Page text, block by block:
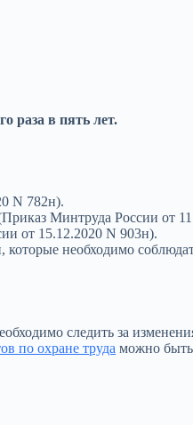
раза в пять лет.
N 782н).
Минтруда России от
от 15.12.2020 N 903н).
которые необходимо
следить за
по охране труда можно быть